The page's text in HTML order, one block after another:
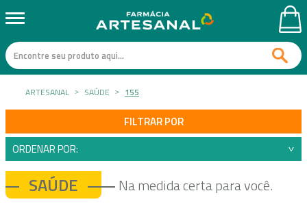
ARTESANAL SAÚDE 155
FILTRAR POR
ORDENAR POR:
SAÚDE Na medida certa para você.